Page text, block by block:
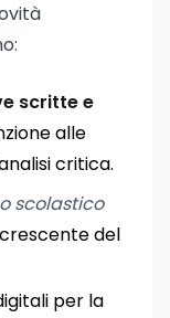
scritte e
alle
critica.
scolastico
del
per la